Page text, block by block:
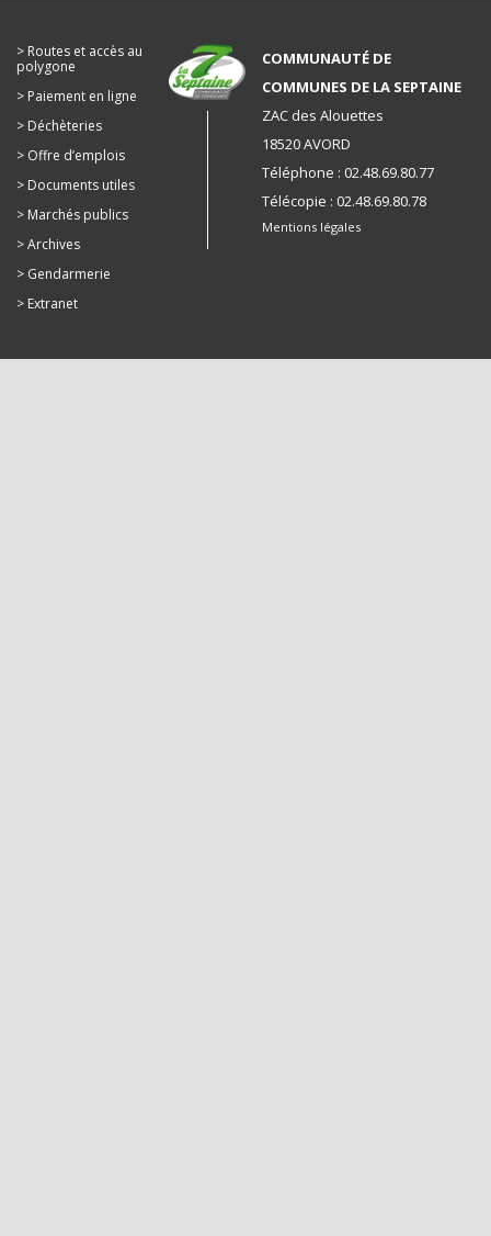
Routes et accès au
polygone
Paiement en ligne
Déchèteries
Offre d’emplois
Documents utiles
Marchés publics
Archives
Gendarmerie
Extranet
COMMUNAUTÉ DE
COMMUNES DE LA SEPTAINE
ZAC des Alouettes
18520 AVORD
Téléphone : 02.48.69.80.77
Télécopie : 02.48.69.80.78
Mentions légales